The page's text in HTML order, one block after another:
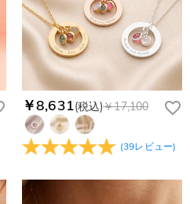
￥8,631(税込)￥17,100
(39レビュー)